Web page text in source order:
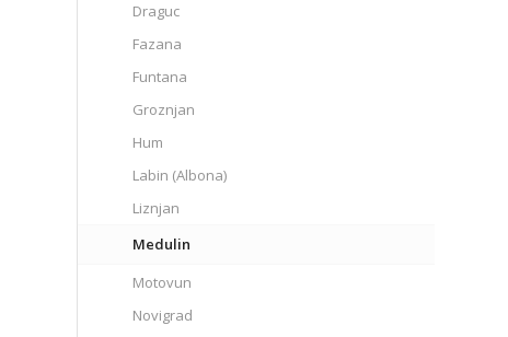
Draguc
Fazana
Funtana
Groznjan
Hum
Labin (Albona)
Liznjan
Medulin
Motovun
Novigrad